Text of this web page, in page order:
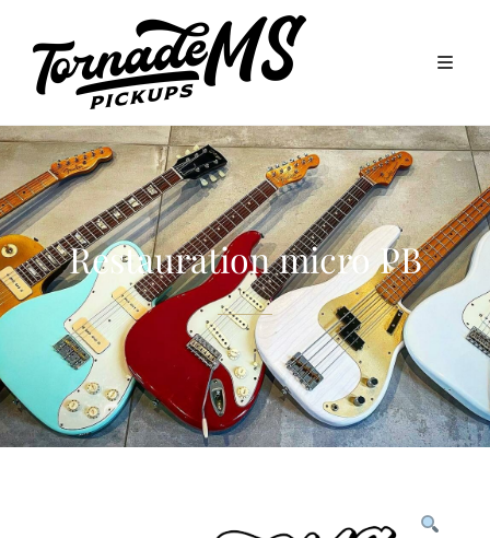
Restauration micro PB